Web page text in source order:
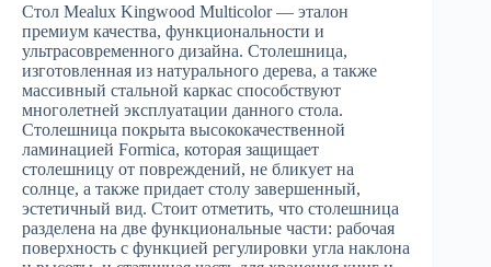
Стол Mealux Kingwood Multicolor — эталон
премиум качества, функциональности и
ультрасовременного дизайна. Столешница,
изготовленная из натурального дерева, а также
массивный стальной каркас способствуют
многолетней эксплуатации данного стола.
Столешница покрыта высококачественной
ламинацией Formica, которая защищает
столешницу от повреждений, не бликует на
солнце, а также придает столу завершенный,
эстетичный вид. Стоит отметить, что столешница
разделена на две функциональные части: рабочая
поверхность с функцией регулировки угла наклона